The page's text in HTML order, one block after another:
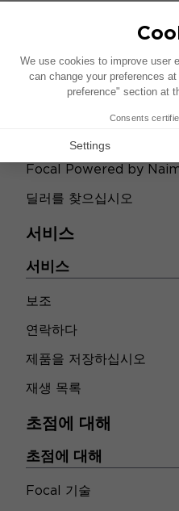
Focal Powered by
딜러를 찾으십시오
서비스
서비스
보조
연락하다
제품을 저장하십시오
재생 목록
초점에 대해
초점에 대해
Focal 기술